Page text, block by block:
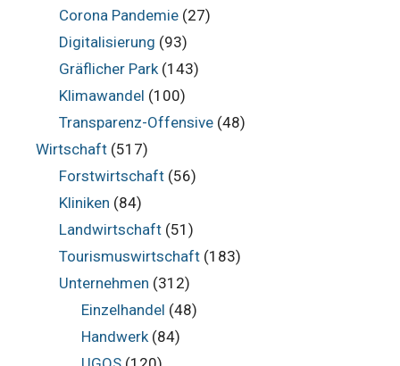
Corona Pandemie(27)
Digitalisierung (93)
Gräflicher Park(143)
Klimawandel (100)
Transparenz-Offensive(48)
Wirtschaft (517)
Forstwirtschaft(56)
Kliniken (84)
Landwirtschaft(51)
Tourismuswirtschaft(183)
Unternehmen (312)
Einzelhandel (48)
Handwerk (84)